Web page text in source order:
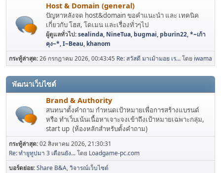
Host & Domain (general)
ปัญหาหลังจด host&domain ขอคำแนะนำ และ เทคนิค
เกี่ยวกับ โฮส, โดเมน และเรื่องทั่วๆไป
ผู้ดูแลทั่วไป:sealinda, NineTua, bugmai, pburin22,*~เก้า
คุง~*,I~Beau, khanom
กระทู้ล่าสุด:26 กรกฎาคม 2026, 00:43:45 Re: สวัสดี มาเม้ามอย เร...โดย iwama
พัฒนาเว็บไซต์
Brand & Authority
สนทนาตั้งคำถาม กำหนดเป้าหมายเพื่อการสร้างแบรนด์
หรือ ทำเว็บเน้นเนื้อหาเจาะจงเข้าถึงเป้าหมายเฉพาะกลุ่ม,
start up (ห้องหลักสำหรับตั้งคำถาม)
กระทู้ล่าสุด:02 สิงหาคม 2026, 21:30:31
Re: ทำยูทูปมา 3 เดือนยัง...โดย Loadgame-pc.com
บอร์ดย่อย Share B&A วิจารณ์เว็บไซต์